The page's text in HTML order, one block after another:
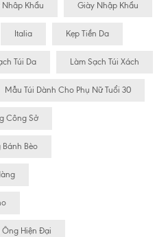
Nhâp Khẩu Giày Nhập Khẩu
Italia Kẹp Tiền Da
Túi Da Làm Sạch Túi Xách
Mẫu Túi Dành Cho Phụ Nữ Tuổi 30
Công Sở
Bèo
Hiện Đại